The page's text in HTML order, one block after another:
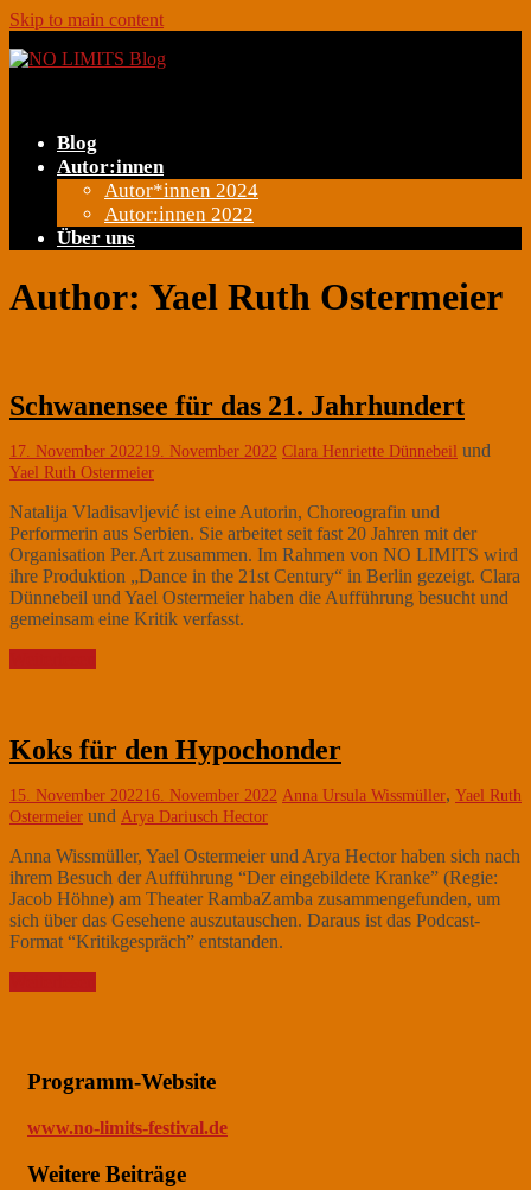
Skip to main content
Blog
Autor:innen
Autor*innen 2024
Autor:innen 2022
Über uns
Author: Yael Ruth Ostermeier
Schwanensee für das 21. Jahrhundert
17. November 202219. November 2022 Clara Henriette Dünnebeil und
Yael Ruth Ostermeier
Natalija Vladisavljević ist eine Autorin, Choreografin und
Performerin aus Serbien. Sie arbeitet seit fast 20 Jahren mit der
Organisation Per.Art zusammen. Im Rahmen von NO LIMITS wird
ihre Produktion „Dance in the 21st Century“ in Berlin gezeigt. Clara
Dünnebeil und Yael Ostermeier haben die Aufführung besucht und
gemeinsam eine Kritik verfasst.
Koks für den Hypochonder
15. November 202216. November 2022 Anna Ursula Wissmüller, Yael Ruth
Ostermeier und Arya Dariusch Hector
Anna Wissmüller, Yael Ostermeier und Arya Hector haben sich nach
ihrem Besuch der Aufführung “Der eingebildete Kranke” (Regie:
Jacob Höhne) am Theater RambaZamba zusammengefunden, um
sich über das Gesehene auszutauschen. Daraus ist das Podcast-
Format “Kritikgespräch” entstanden.
Programm-Website
www.no-limits-festival.de
Weitere Beiträge